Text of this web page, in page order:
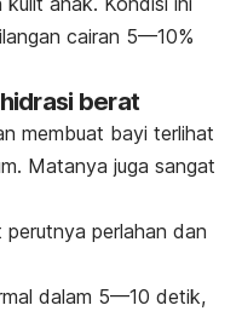
cairan 5—10%
berat
membuat bayi terlihat
Matanya juga sangat
perlahan dan
dalam 5—10 detik,